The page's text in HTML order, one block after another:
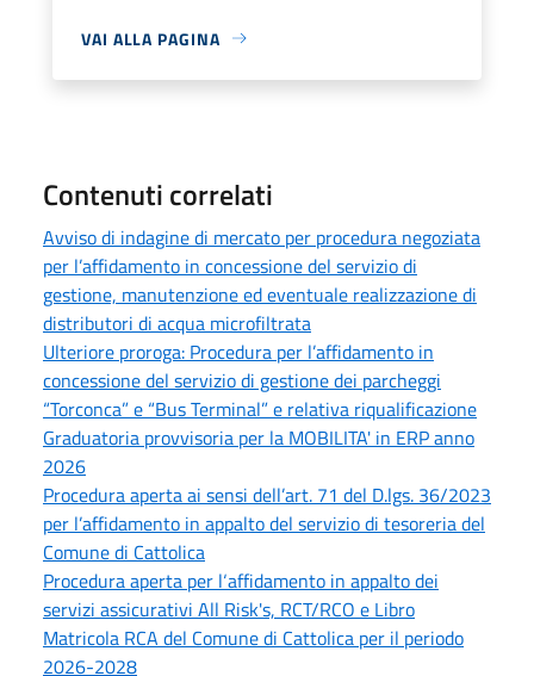
VAI ALLA PAGINA
Contenuti correlati
Avviso di indagine di mercato per procedura negoziata
per l’affidamento in concessione del servizio di
gestione, manutenzione ed eventuale realizzazione di
distributori di acqua microfiltrata
Ulteriore proroga: Procedura per l’affidamento in
concessione del servizio di gestione dei parcheggi
“Torconca” e “Bus Terminal” e relativa riqualificazione
Graduatoria provvisoria per la MOBILITA' in ERP anno
2026
Procedura aperta ai sensi dell’art. 71 del D.lgs. 36/2023
per l’affidamento in appalto del servizio di tesoreria del
Comune di Cattolica
Procedura aperta per l‘affidamento in appalto dei
servizi assicurativi All Risk's, RCT/RCO e Libro
Matricola RCA del Comune di Cattolica per il periodo
2026-2028